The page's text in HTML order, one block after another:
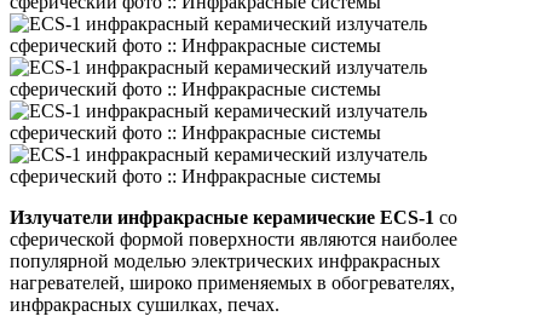
Излучатели инфракрасные керамические ECS-1 со
сферической формой поверхности являются наиболее
популярной моделью электрических инфракрасных
нагревателей, широко применяемых в обогревателях,
инфракрасных сушилках, печах.